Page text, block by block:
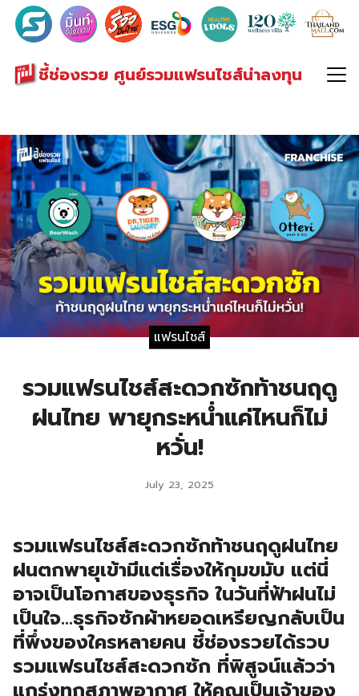
ชี้ช่องรวย ศูนย์รวมแฟรนไชส์น่าลงทุน
Search
for:
แฟรนไชส์
รวมแฟรนไชส์สะดวกซักท้าชนฤดู
ฝนไทย พายุกระหน่ำแค่ไหนก็ไม่
หวั่น!
July 23, 2025
รวมแฟรนไชส์สะดวกซักท้าชนฤดูฝนไทย
ฝนตกพายุเข้ามีแต่เรื่องให้กุมขมับ แต่นี่
อาจเป็นโอกาสของธุรกิจ ในวันที่ฟ้าฝนไม่
เป็นใจ…ธุรกิจซักผ้าหยอดเหรียญกลับเป็น
ที่พึ่งของใครหลายคน ชี้ช่องรวยได้รวบ
รวมแฟรนไชส์สะดวกซัก ที่พิสูจน์แล้วว่า
แกร่งทุกสภาพอากาศ ให้คุณเป็นเจ้าของ